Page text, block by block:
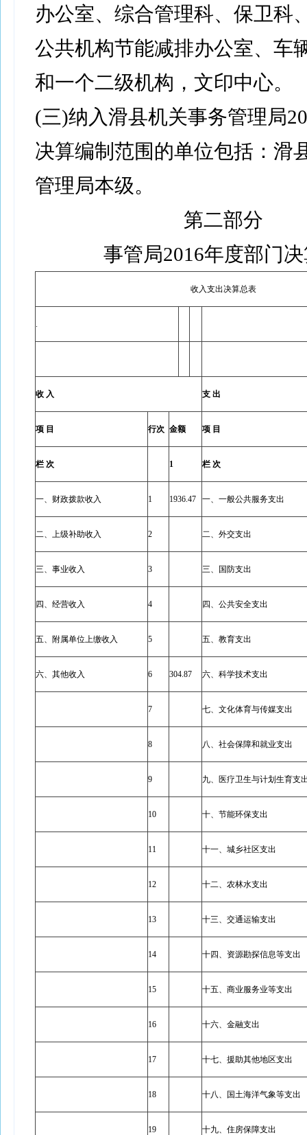
办公室、综合管理科、保卫科
公共机构节能减排办公室、车
和一个二级机构，文印中心。
(三)纳入滑县机关事务管理局
决算编制范围的单位包括：滑
管理局本级。
第二部分
事管局2016年度部门
收入支出决算总表
.
收 入 支 出
项 目 行次 金额 项 目
栏 次 1 栏 次
一、财政拨款收入 1 1936.47 一、一般公共服务支出
二、上级补助收入 2 二、外交支出
三、事业收入 3 三、国防支出
四、经营收入 4 四、公共安全支出
五、附属单位上缴收入 5 五、教育支出
六、其他收入 6 304.87 六、科学技术支出
7 七、文化体育与传媒支出
8 八、社会保障和就业支出
9 九、医疗卫生与计划生育支
10 十、节能环保支出
11 十一、城乡社区支出
12 十二、农林水支出
13 十三、交通运输支出
14 十四、资源勘探信息等支出
15 十五、商业服务业等支出
16 十六、金融支出
17 十七、援助其他地区支出
18 十八、国土海洋气象等支出
19 十九、住房保障支出